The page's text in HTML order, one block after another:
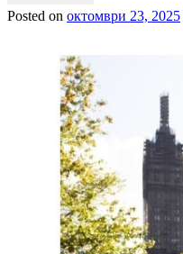
Posted on октомври 23, 2025